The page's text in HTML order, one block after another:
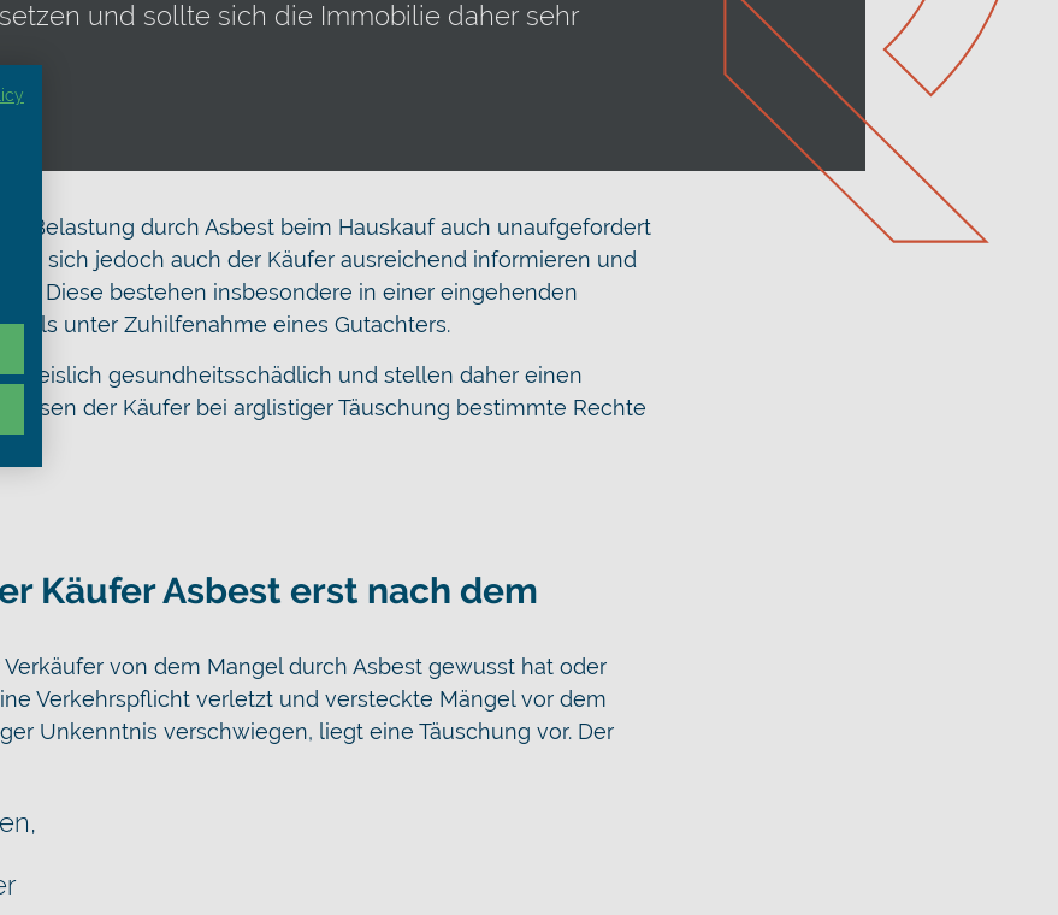
und sollte sich die Immobilie daher sehr
Belastung durch Asbest beim Hauskauf auch unaufgefordert
sich jedoch auch der Käufer ausreichend informieren und
Diese bestehen insbesondere in einer eingehenden
unter Zuhilfenahme eines Gutachters.
gesundheitsschädlich und stellen daher einen
der Käufer bei arglistiger Täuschung bestimmte Rechte
Käufer Asbest erst nach dem
von dem Mangel durch Asbest gewusst hat oder
Verkehrspflicht verletzt und versteckte Mängel vor dem
Unkenntnis verschwiegen, liegt eine Täuschung vor. Der